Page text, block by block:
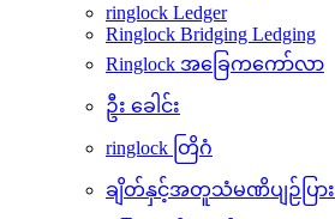
ringlock Ledger
Ringlock Bridging Ledging
Ringlock အခြေကကော်လာ
ဦး ခေါင်း
ringlock တြိဂံ
ချိတ်နှင့်အတူသံမဏိပျဉ်ပြား